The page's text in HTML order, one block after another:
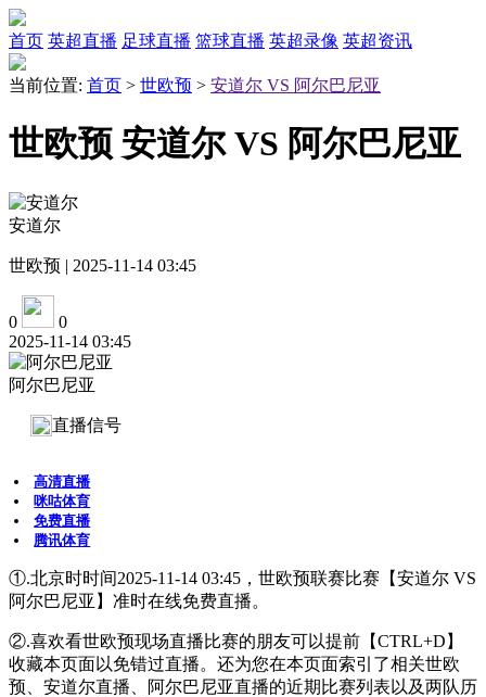
首页 英超直播 足球直播 篮球直播 英超录像 英超资讯
当前位置: 首页 > 世欧预 > 安道尔 VS 阿尔巴尼亚
世欧预 安道尔 VS 阿尔巴尼亚
安道尔
世欧预 | 2025-11-14 03:45
0
0
2025-11-14 03:45
阿尔巴尼亚
直播信号
高清直播
咪咕体育
免费直播
腾讯体育
①.北京时时间2025-11-14 03:45，世欧预联赛比赛【安道尔 VS
阿尔巴尼亚】准时在线免费直播。
②.喜欢看世欧预现场直播比赛的朋友可以提前【CTRL+D】
收藏本页面以免错过直播。还为您在本页面索引了相关世欧
预、安道尔直播、阿尔巴尼亚直播的近期比赛列表以及两队历